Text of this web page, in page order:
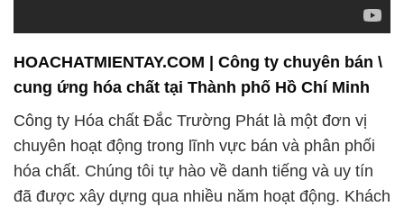
HOACHATMIENTAY.COM | Công ty chuyên bán \
cung ứng hóa chất tại Thành phố Hồ Chí Minh
Công ty Hóa chất Đắc Trường Phát là một đơn vị
chuyên hoạt động trong lĩnh vực bán và phân phối
hóa chất. Chúng tôi tự hào về danh tiếng và uy tín
đã được xây dựng qua nhiều năm hoạt động. Khách